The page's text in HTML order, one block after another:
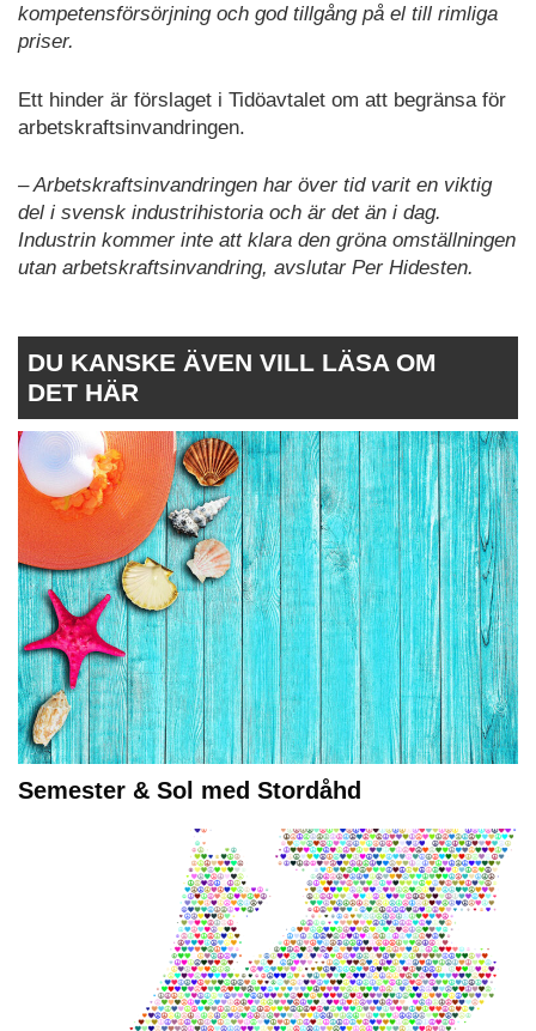
kompetensförsörjning och god tillgång på el till rimliga
priser.
Ett hinder är förslaget i Tidöavtalet om att begränsa för
arbetskraftsinvandringen.
– Arbetskraftsinvandringen har över tid varit en viktig
del i svensk industrihistoria och är det än i dag.
Industrin kommer inte att klara den gröna omställningen
utan arbetskraftsinvandring, avslutar Per Hidesten.
DU KANSKE ÄVEN VILL LÄSA OM
DET HÄR
Semester & Sol med Stordåhd